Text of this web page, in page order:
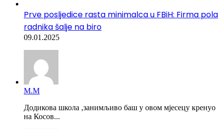
Prve posljedice rasta minimalca u FBiH: Firma pola
radnika šalje na biro
09.01.2025
М.М
Додикова школа ,занимљиво баш у овом мјесецу кренуо
на Косов...